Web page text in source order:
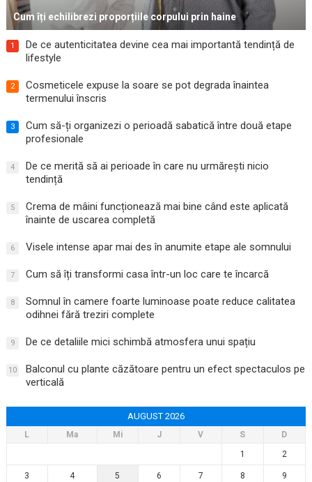
Cum îți echilibrezi proporțiile corpului prin haine
1
De ce autenticitatea devine cea mai importantă tendință de
lifestyle
2
Cosmeticele expuse la soare se pot degrada înaintea
termenului înscris
3
Cum să-ți organizezi o perioadă sabatică între două etape
profesionale
4
De ce merită să ai perioade în care nu urmărești nicio
tendință
5
Crema de mâini funcționează mai bine când este aplicată
înainte de uscarea completă
6 Visele intense apar mai des în anumite etape ale somnului
7 Cum să îți transformi casa într-un loc care te încarcă
8
Somnul în camere foarte luminoase poate reduce calitatea
odihnei fără treziri complete
9 De ce detaliile mici schimbă atmosfera unui spațiu
10
Balconul cu plante căzătoare pentru un efect spectaculos pe
verticală
AUGUST 2026
L Ma Mi J V S
D
1
2
3 4 5 6 7 8 9